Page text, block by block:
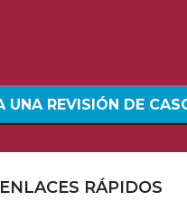
ENLACES RÁPIDOS